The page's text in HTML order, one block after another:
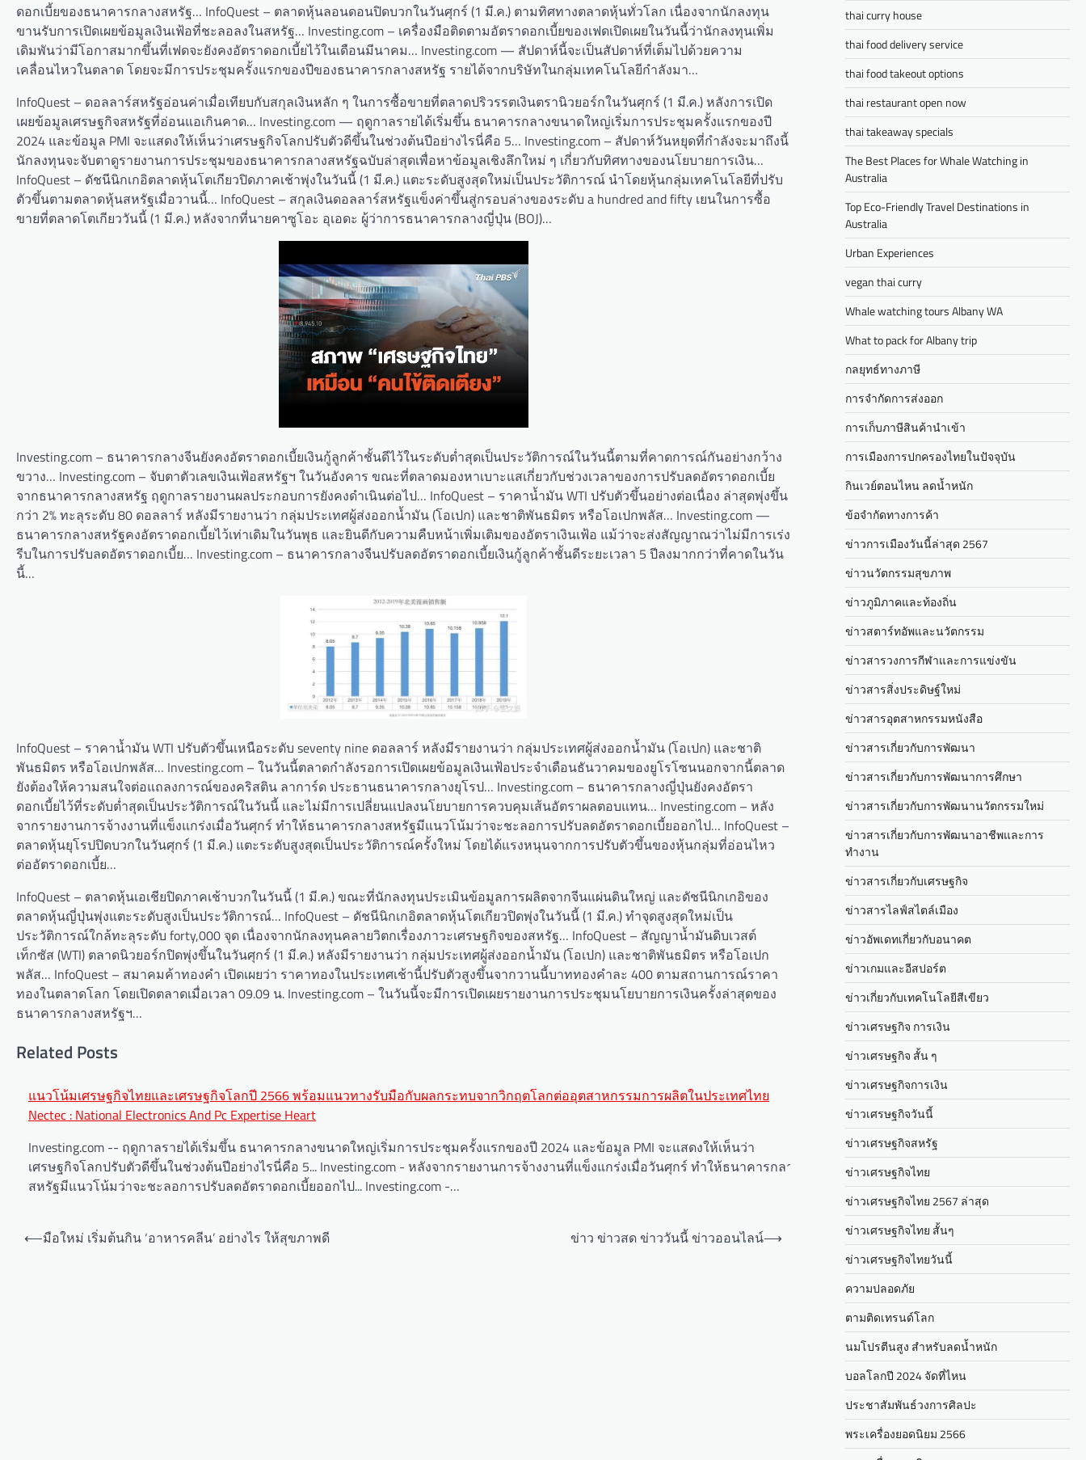
ดอกเบี้ยของธนาคารกลางสหรัฐ… InfoQuest – ตลาดหุ้นลอนดอนปิดบวกในวันศุกร์ (1 มี.ค.) ตามทิศทางตลาดหุ้นทั่วโลก เนื่องจากนักลงทุน
ขานรับการเปิดเผยข้อมูลเงินเฟ้อที่ชะลอลงในสหรัฐ… Investing.com – เครื่องมือติดตามอัตราดอกเบี้ยของเฟดเปิดเผยในวันนี้ว่านักลงทุนเพิ่ม
เดิมพันว่ามีโอกาสมากขึ้นที่เฟดจะยังคงอัตราดอกเบี้ยไว้ในเดือนมีนาคม… Investing.com — สัปดาห์นี้จะเป็นสัปดาห์ที่เต็มไปด้วยความ
เคลื่อนไหวในตลาด โดยจะมีการประชุมครั้งแรกของปีของธนาคารกลางสหรัฐ รายได้จากบริษัทในกลุ่มเทคโนโลยีกำลังมา…
InfoQuest – ดอลลาร์สหรัฐอ่อนค่าเมื่อเทียบกับสกุลเงินหลัก ๆ ในการซื้อขายที่ตลาดปริวรรตเงินตรานิวยอร์กในวันศุกร์ (1 มี.ค.) หลังการเปิด
เผยข้อมูลเศรษฐกิจสหรัฐที่อ่อนแอเกินคาด… Investing.com — ฤดูกาลรายได้เริ่มขึ้น ธนาคารกลางขนาดใหญ่เริ่มการประชุมครั้งแรกของปี
2024 และข้อมูล PMI จะแสดงให้เห็นว่าเศรษฐกิจโลกปรับตัวดีขึ้นในช่วงต้นปีอย่างไรนี่คือ 5… Investing.com – สัปดาห์วันหยุดที่กำลังจะมาถึงนี้
นักลงทุนจะจับตาดูรายงานการประชุมของธนาคารกลางสหรัฐฉบับล่าสุดเพื่อหาข้อมูลเชิงลึกใหม่ ๆ เกี่ยวกับทิศทางของนโยบายการเงิน…
InfoQuest – ดัชนีนิกเกอิตลาดหุ้นโตเกียวปิดภาคเช้าพุ่งในวันนี้ (1 มี.ค.) แตะระดับสูงสุดใหม่เป็นประวัติการณ์ นำโดยหุ้นกลุ่มเทคโนโลยีที่ปรับ
ตัวขึ้นตามตลาดหุ้นสหรัฐเมื่อวานนี้… InfoQuest – สกุลเงินดอลลาร์สหรัฐแข็งค่าขึ้นสู่กรอบล่างของระดับ a hundred and fifty เยนในการซื้อ
ขายที่ตลาดโตเกียววันนี้ (1 มี.ค.) หลังจากที่นายคาซูโอะ อุเอดะ ผู้ว่าการธนาคารกลางญี่ปุ่น (BOJ)…
Investing.com – ธนาคารกลางจีนยังคงอัตราดอกเบี้ยเงินกู้ลูกค้าชั้นดีไว้ในระดับต่ำสุดเป็นประวัติการณ์ในวันนี้ตามที่คาดการณ์กันอย่างกว้าง
ขวาง… Investing.com – จับตาตัวเลขเงินเฟ้อสหรัฐฯ ในวันอังคาร ขณะที่ตลาดมองหาเบาะแสเกี่ยวกับช่วงเวลาของการปรับลดอัตราดอกเบี้ย
จากธนาคารกลางสหรัฐ ฤดูกาลรายงานผลประกอบการยังคงดำเนินต่อไป… InfoQuest – ราคาน้ำมัน WTI ปรับตัวขึ้นอย่างต่อเนื่อง ล่าสุดพุ่งขึ้น
กว่า 2% ทะลุระดับ 80 ดอลลาร์ หลังมีรายงานว่า กลุ่มประเทศผู้ส่งออกน้ำมัน (โอเปก) และชาติพันธมิตร หรือโอเปกพลัส… Investing.com —
ธนาคารกลางสหรัฐคงอัตราดอกเบี้ยไว้เท่าเดิมในวันพุธ และยินดีกับความคืบหน้าเพิ่มเติมของอัตราเงินเฟ้อ แม้ว่าจะส่งสัญญาณว่าไม่มีการเร่ง
รีบในการปรับลดอัตราดอกเบี้ย… Investing.com – ธนาคารกลางจีนปรับลดอัตราดอกเบี้ยเงินกู้ลูกค้าชั้นดีระยะเวลา 5 ปีลงมากกว่าที่คาดในวัน
นี้…
InfoQuest – ราคาน้ำมัน WTI ปรับตัวขึ้นเหนือระดับ seventy nine ดอลลาร์ หลังมีรายงานว่า กลุ่มประเทศผู้ส่งออกน้ำมัน (โอเปก) และชาติ
พันธมิตร หรือโอเปกพลัส… Investing.com – ในวันนี้ตลาดกำลังรอการเปิดเผยข้อมูลเงินเฟ้อประจำเดือนธันวาคมของยูโรโซนนอกจากนี้ตลาด
ยังต้องให้ความสนใจต่อแถลงการณ์ของคริสติน ลาการ์ด ประธานธนาคารกลางยุโรป… Investing.com – ธนาคารกลางญี่ปุ่นยังคงอัตรา
ดอกเบี้ยไว้ที่ระดับต่ำสุดเป็นประวัติการณ์ในวันนี้ และไม่มีการเปลี่ยนแปลงนโยบายการควบคุมเส้นอัตราผลตอบแทน… Investing.com – หลัง
จากรายงานการจ้างงานที่แข็งแกร่งเมื่อวันศุกร์ ทำให้ธนาคารกลางสหรัฐมีแนวโน้มว่าจะชะลอการปรับลดอัตราดอกเบี้ยออกไป… InfoQuest –
ตลาดหุ้นยุโรปปิดบวกในวันศุกร์ (1 มี.ค.) แตะระดับสูงสุดเป็นประวัติการณ์ครั้งใหม่ โดยได้แรงหนุนจากการปรับตัวขึ้นของหุ้นกลุ่มที่อ่อนไหว
ต่ออัตราดอกเบี้ย…
InfoQuest – ตลาดหุ้นเอเชียปิดภาคเช้าบวกในวันนี้ (1 มี.ค.) ขณะที่นักลงทุนประเมินข้อมูลการผลิตจากจีนแผ่นดินใหญ่ และดัชนีนิกเกอิของ
ตลาดหุ้นญี่ปุ่นพุ่งแตะระดับสูงเป็นประวัติการณ์… InfoQuest – ดัชนีนิกเกอิตลาดหุ้นโตเกียวปิดพุ่งในวันนี้ (1 มี.ค.) ทำจุดสูงสุดใหม่เป็น
ประวัติการณ์ใกล้ทะลุระดับ forty,000 จุด เนื่องจากนักลงทุนคลายวิตกเรื่องภาวะเศรษฐกิจของสหรัฐ… InfoQuest – สัญญาน้ำมันดิบเวสต์
เท็กซัส (WTI) ตลาดนิวยอร์กปิดพุ่งขึ้นในวันศุกร์ (1 มี.ค.) หลังมีรายงานว่า กลุ่มประเทศผู้ส่งออกน้ำมัน (โอเปก) และชาติพันธมิตร หรือโอเปก
พลัส… InfoQuest – สมาคมค้าทองคำ เปิดเผยว่า ราคาทองในประเทศเช้านี้ปรับตัวสูงขึ้นจากวานนี้บาททองคำละ 400 ตามสถานการณ์ราคา
ทองในตลาดโลก โดยเปิดตลาดเมื่อเวลา 09.09 น. Investing.com – ในวันนี้จะมีการเปิดเผยรายงานการประชุมนโยบายการเงินครั้งล่าสุดของ
ธนาคารกลางสหรัฐฯ…
Related Posts
แนวโน้มเศรษฐกิจไทยและเศรษฐกิจโลกปี 2566 พร้อมแนวทางรับมือกับผลกระทบจากวิกฤตโลกต่ออุตสาหกรรมการผลิตในประเทศไทย
Nectec : National Electronics And Pc Expertise Heart
Investing.com -- ฤดูกาลรายได้เริ่มขึ้น ธนาคารกลางขนาดใหญ่เริ่มการประชุมครั้งแรกของปี 2024 และข้อมูล PMI จะแสดงให้เห็นว่า
เศรษฐกิจโลกปรับตัวดีขึ้นในช่วงต้นปีอย่างไรนี่คือ 5... Investing.com - หลังจากรายงานการจ้างงานที่แข็งแกร่งเมื่อวันศุกร์ ทำให้ธนาคารกลาง
สหรัฐมีแนวโน้มว่าจะชะลอการปรับลดอัตราดอกเบี้ยออกไป... Investing.com -…
Post
navigation
⟵มือใหม่ เริ่มต้นกิน ‘อาหารคลีน’ อย่างไร ให้สุขภาพดี ข่าว ข่าวสด ข่าววันนี้ ข่าวออนไลน์⟶
thai curry house
thai food delivery service
thai food takeout options
thai restaurant open now
thai takeaway specials
The Best Places for Whale Watching in
Australia
Top Eco-Friendly Travel Destinations in
Australia
Urban Experiences
vegan thai curry
Whale watching tours Albany WA
What to pack for Albany trip
กลยุทธ์ทางภาษี
การจำกัดการส่งออก
การเก็บภาษีสินค้านำเข้า
การเมืองการปกครองไทยในปัจจุบัน
กินเวย์ตอนไหน ลดน้ำหนัก
ข้อจำกัดทางการค้า
ข่าวการเมืองวันนี้ล่าสุด 2567
ข่าวนวัตกรรมสุขภาพ
ข่าวภูมิภาคและท้องถิ่น
ข่าวสตาร์ทอัพและนวัตกรรม
ข่าวสารวงการกีฬาและการแข่งขัน
ข่าวสารสิ่งประดิษฐ์ใหม่
ข่าวสารอุตสาหกรรมหนังสือ
ข่าวสารเกี่ยวกับการพัฒนา
ข่าวสารเกี่ยวกับการพัฒนาการศึกษา
ข่าวสารเกี่ยวกับการพัฒนานวัตกรรมใหม่
ข่าวสารเกี่ยวกับการพัฒนาอาชีพและการ
ทำงาน
ข่าวสารเกี่ยวกับเศรษฐกิจ
ข่าวสารไลฟ์สไตล์เมือง
ข่าวอัพเดทเกี่ยวกับอนาคต
ข่าวเกมและอีสปอร์ต
ข่าวเกี่ยวกับเทคโนโลยีสีเขียว
ข่าวเศรษฐกิจ การเงิน
ข่าวเศรษฐกิจ สั้น ๆ
ข่าวเศรษฐกิจการเงิน
ข่าวเศรษฐกิจวันนี้
ข่าวเศรษฐกิจสหรัฐ
ข่าวเศรษฐกิจไทย
ข่าวเศรษฐกิจไทย 2567 ล่าสุด
ข่าวเศรษฐกิจไทย สั้นๆ
ข่าวเศรษฐกิจไทยวันนี้
ความปลอดภัย
ตามติดเทรนด์โลก
นมโปรตีนสูง สำหรับลดน้ำหนัก
บอลโลกปี 2024 จัดที่ไหน
ประชาสัมพันธ์วงการศิลปะ
พระเครื่องยอดนิยม 2566